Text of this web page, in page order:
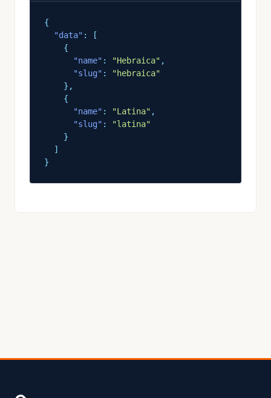
{
"data" : [
{
"name" : "Hebraica" ,
"slug" :
"hebraica"
} ,
{
"name" : "Latina" ,
"slug" :
"latina"
}
]
}